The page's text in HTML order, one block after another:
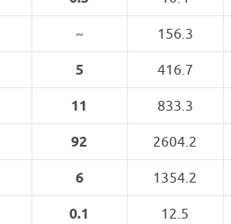
~ 156.3
5 416.7
11 833.3
92 2604.2
6 1354.2
0.1 12.5